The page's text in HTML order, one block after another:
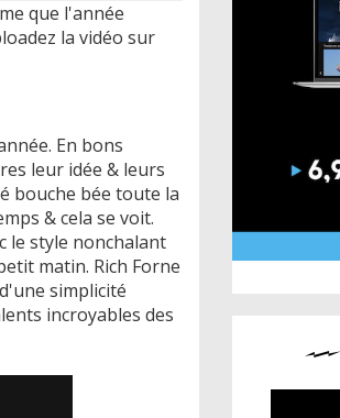
que l'année
la vidéo sur
En bons
leur idée & leurs
bouche bée toute la
& cela se voit.
le style nonchalant
matin. Rich Forne
simplicité
incroyables des